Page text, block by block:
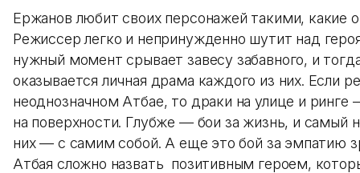
Ержанов любит своих персонажей такими, какие
Режиссер легко и непринужденно шутит над
нужный момент срывает завесу забавного, и
оказывается личная драма каждого из них. Если
неоднозначном Атбае, то драки на улице и ринге
на поверхности. Глубже — бои за жизнь, и самый
них — с самим собой. А еще это бой за эмпатию
Атбая сложно назвать позитивным героем,